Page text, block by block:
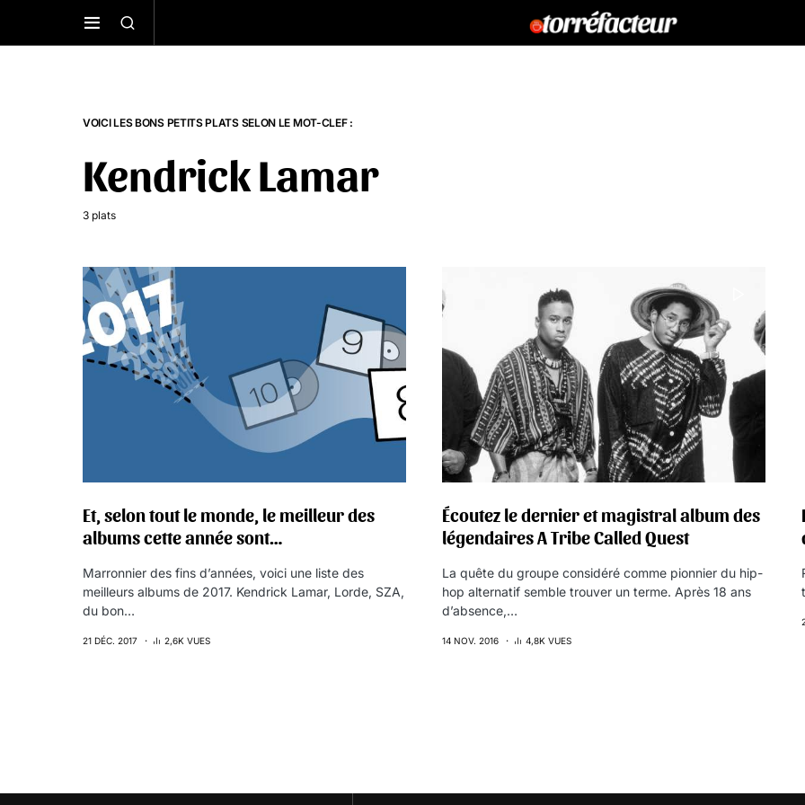
VOICI LES BONS PETITS PLATS SELON LE MOT-CLEF :
Kendrick Lamar
3 plats
Et, selon tout le monde, le meilleur des
albums cette année sont…
Marronnier des fins d’années, voici une liste des
meilleurs albums de 2017. Kendrick Lamar, Lorde, SZA,
du bon…
21 DÉC. 2017 2,6K VUES
Écoutez le dernier et magistral album des
légendaires A Tribe Called Quest
La quête du groupe considéré comme pionnier du hip-
hop alternatif semble trouver un terme. Après 18 ans
d’absence,…
14 NOV. 2016 4,8K VUES